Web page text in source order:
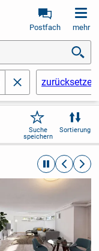
Postfach mehr
schließenzurücksetzen
Suche
speichern
Sortierung
automatische